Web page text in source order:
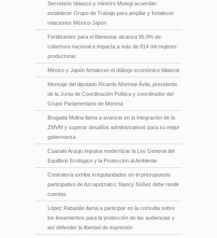
Secretario Velasco y ministro Motegi acuerdan
establecer Grupo de Trabajo para ampliar y fortalecer
relaciones México-Japón
Fertilizantes para el Bienestar alcanza 95.9% de
cobertura nacional e impacta a más de 814 mil mujeres
productoras
México y Japón fortalecen el diálogo económico bilateral
Mensaje del diputado Ricardo Monreal Ávila, presidente
de la Junta de Coordinación Política y coordinador del
Grupo Parlamentario de Morena
Brugada Molina llama a avanzar en la integración de la
ZMVM y superar desafíos administrativos para su mejor
gobernanza
Cuanalo Araujo impulsa modernizar la Ley General del
Equilibrio Ecológico y la Protección al Ambiente
Contraloría exhibe irregularidades en el presupuesto
participativo de Azcapotzalco; Nancy Núñez debe rendir
cuentas
López Rabadán llama a participar en la consulta sobre
los lineamientos para la protección de las audiencias y
así defender la libertad de expresión